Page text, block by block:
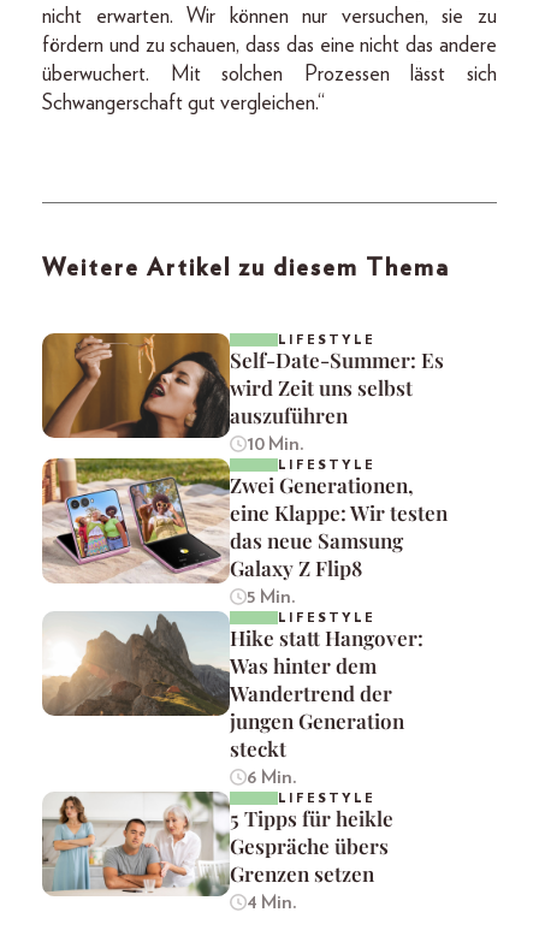
nicht erwarten. Wir können nur versuchen, sie zu
fördern und zu schauen, dass das eine nicht das andere
überwuchert. Mit solchen Prozessen lässt sich
Schwangerschaft gut vergleichen.“
Weitere Artikel zu diesem Thema
LIFESTYLE
Self-Date-Summer: Es
wird Zeit uns selbst
auszuführen
10 Min.
LIFESTYLE
Zwei Generationen,
eine Klappe: Wir testen
das neue Samsung
Galaxy Z Flip8
5 Min.
LIFESTYLE
Hike statt Hangover:
Was hinter dem
Wandertrend der
jungen Generation
steckt
6 Min.
LIFESTYLE
5 Tipps für heikle
Gespräche übers
Grenzen setzen
4 Min.